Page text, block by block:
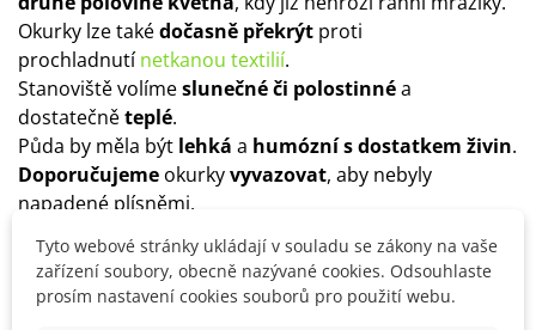
Okurky lze takédočasně překrýt proti
prochladnutínetkanou textilií.
Stanoviště volímeslunečné či polostinnéa
dostatečněteplé.
Půda by měla být lehká a humózní s dostatkem živin.
Doporučujeme okurkyvyvazovat, aby nebyly
napadené plísněmi.
dle jednotlivých odrůd.
Na počátku kvetení můžeme
Tyto webové stránky ukládají v souladu se zákony na vaše
zařízení soubory, obecně nazývané cookies. Odsouhlaste
prosím nastavení cookies souborů pro použití webu.